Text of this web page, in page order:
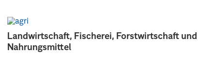
Landwirtschaft, Fischerei, Forstwirtschaft und
Nahrungsmittel